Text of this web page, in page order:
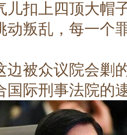
儿扣上四顶大帽
动叛乱，每一个
边被众议院会剿
国际刑事法院的